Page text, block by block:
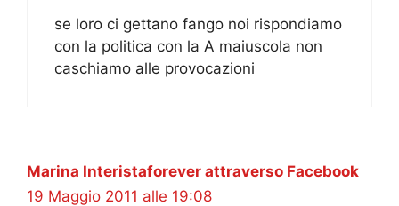
se loro ci gettano fango noi rispondiamo
con la politica con la A maiuscola non
caschiamo alle provocazioni
Marina Interistaforever attraverso Facebook
19 Maggio 2011 alle 19:08